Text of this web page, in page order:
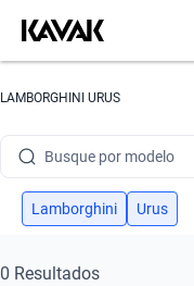
LAMBORGHINI URUS
Busque por modelo
Busque por versão
Lamborghini Urus
0 Resultados